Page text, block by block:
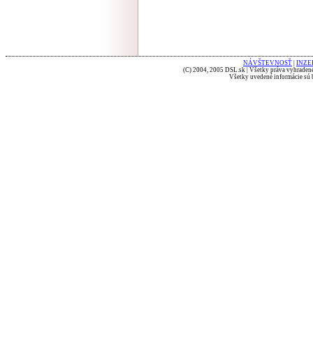
NÁVŠTEVNOSŤ
(C) 2004, 2005 DSL.sk | Všetky práva
Všetky uvedené informácie sú